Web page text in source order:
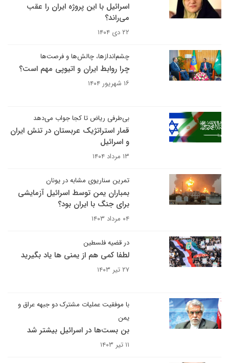
اسرائیل با این پروژه ایران را عقب
می‌راند؟
۲۲ دی ۱۴۰۴
چشم‌اندازها، چالش‌ها و فرصت‌ها
چرا روابط ایران و اتیوپی مهم است؟
۱۶ شهریور ۱۴۰۴
بی‌طرفی ریاض تا کجا جواب می‌دهد
قمار استراتژیک عربستان در تنش ایران
و اسرائیل
۱۳ مرداد ۱۴۰۴
تمرین سناریوی مشابه در یونان
بمباران یمن توسط اسرائیل آزمایشی
برای جنگ با ایران بود؟
۰۴ مرداد ۱۴۰۳
در قضیه فلسطین
لطفا کمی هم از یمنی ها یاد بگیرید
۲۷ تیر ۱۴۰۳
با موفقیت عملیات مشترک دو جبهه عراق و
یمن
بن بست‌ها در اسرائیل بیشتر شد
۱۱ تیر ۱۴۰۳